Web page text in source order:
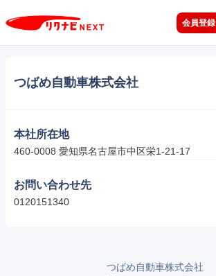
会員登録
つばめ自動車株式会社
本社所在地
460-0008 愛知県名古屋市中区栄1-21-17
お問い合わせ先
0120151340
つばめ自動車株式会社